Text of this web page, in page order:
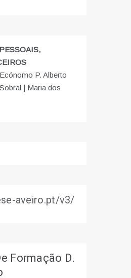
P. Alberto
| Maria dos
aveiro.pt/v3/
Formação D.